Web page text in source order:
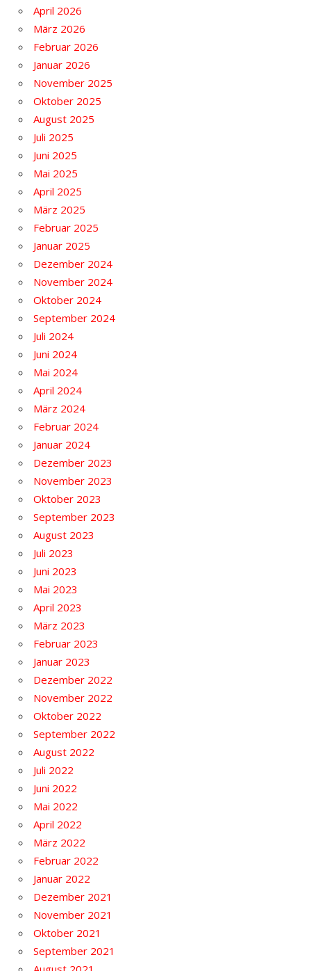
April 2026
März 2026
Februar 2026
Januar 2026
November 2025
Oktober 2025
August 2025
Juli 2025
Juni 2025
Mai 2025
April 2025
März 2025
Februar 2025
Januar 2025
Dezember 2024
November 2024
Oktober 2024
September 2024
Juli 2024
Juni 2024
Mai 2024
April 2024
März 2024
Februar 2024
Januar 2024
Dezember 2023
November 2023
Oktober 2023
September 2023
August 2023
Juli 2023
Juni 2023
Mai 2023
April 2023
März 2023
Februar 2023
Januar 2023
Dezember 2022
November 2022
Oktober 2022
September 2022
August 2022
Juli 2022
Juni 2022
Mai 2022
April 2022
März 2022
Februar 2022
Januar 2022
Dezember 2021
November 2021
Oktober 2021
September 2021